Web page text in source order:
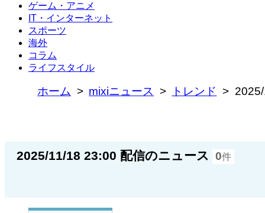
ゲーム・アニメ
IT・インターネット
スポーツ
海外
コラム
ライフスタイル
ホーム mixiニュース トレンド
2025/11/18 23:00 配信のニュース 0件